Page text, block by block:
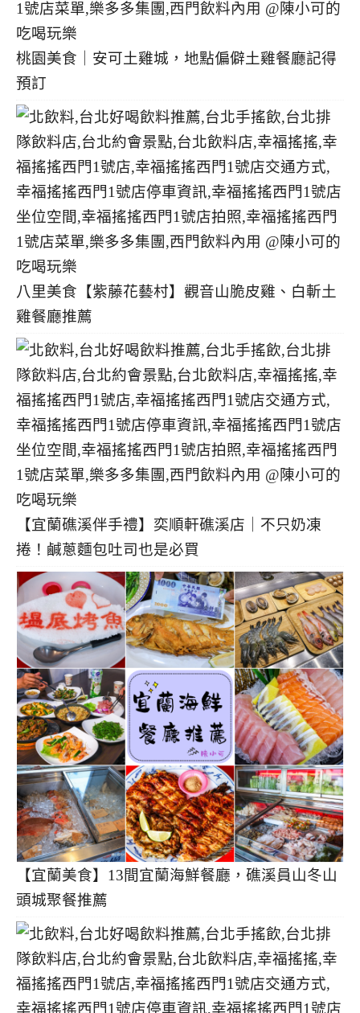
桃園美食｜安可土雞城，地點偏僻土雞餐廳記得
預訂
八里美食【紫藤花藝村】觀音山脆皮雞、白斬土
雞餐廳推薦
【宜蘭礁溪伴手禮】奕順軒礁溪店｜不只奶凍
捲！鹹蔥麵包吐司也是必買
【宜蘭美食】13間宜蘭海鮮餐廳，礁溪員山冬山
頭城聚餐推薦